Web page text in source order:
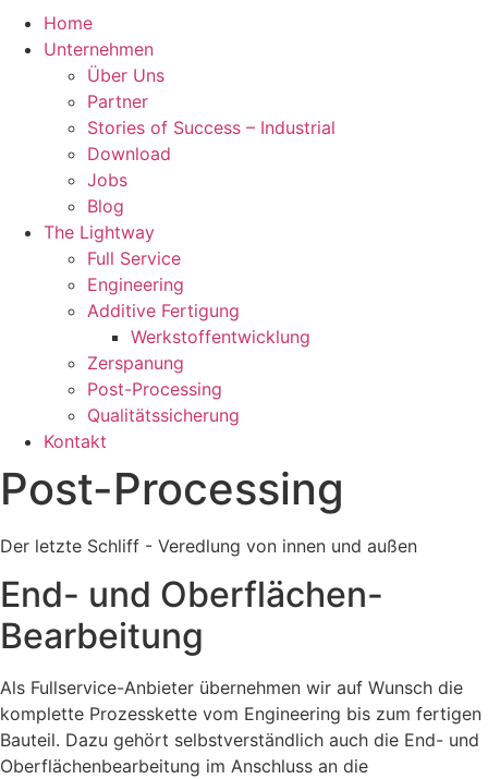
Home
Unternehmen
Über Uns
Partner
Stories of Success – Industrial
Download
Jobs
Blog
The Lightway
Full Service
Engineering
Additive Fertigung
Werkstoffentwicklung
Zerspanung
Post-Processing
Qualitätssicherung
Kontakt
Post-Processing
Der letzte Schliff - Veredlung von innen und außen
End- und Oberflächen-
Bearbeitung
Als Fullservice-Anbieter übernehmen wir auf Wunsch die
komplette Prozesskette vom Engineering bis zum fertigen
Bauteil. Dazu gehört selbstverständlich auch die End- und
Oberflächenbearbeitung im Anschluss an die